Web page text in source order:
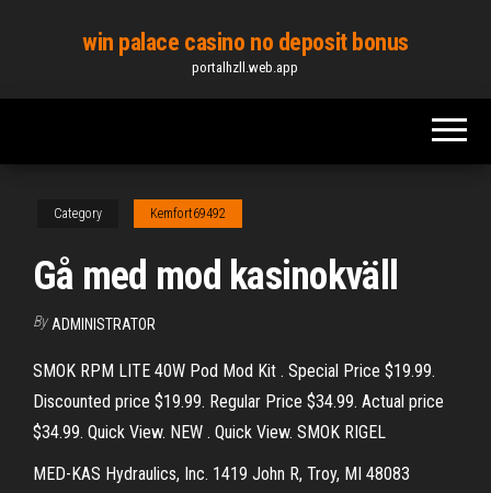
content
win palace casino no deposit bonus
portalhzll.web.app
Category Kemfort69492
Gå med mod kasinokväll
By ADMINISTRATOR
SMOK RPM LITE 40W Pod Mod Kit . Special Price $19.99.
Discounted price $19.99. Regular Price $34.99. Actual price
$34.99. Quick View. NEW . Quick View. SMOK RIGEL
MED-KAS Hydraulics, Inc. 1419 John R, Troy, MI 48083